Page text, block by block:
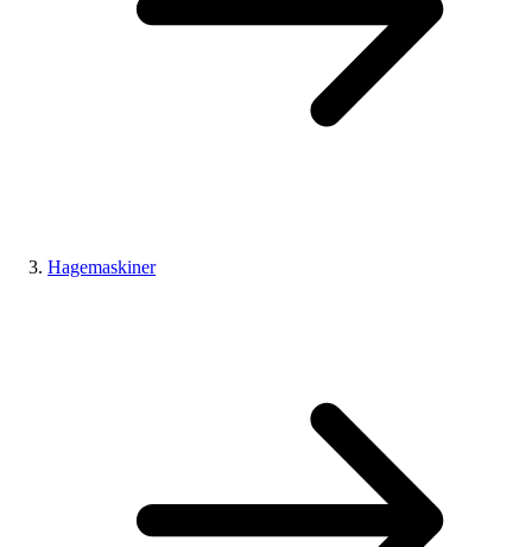
Hagemaskiner